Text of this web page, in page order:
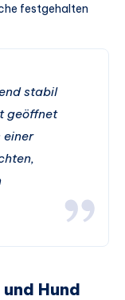
festgehalten
stabil
geöffnet
einer
Hund